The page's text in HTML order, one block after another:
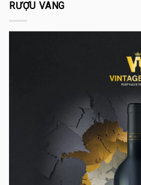
RƯỢU VANG